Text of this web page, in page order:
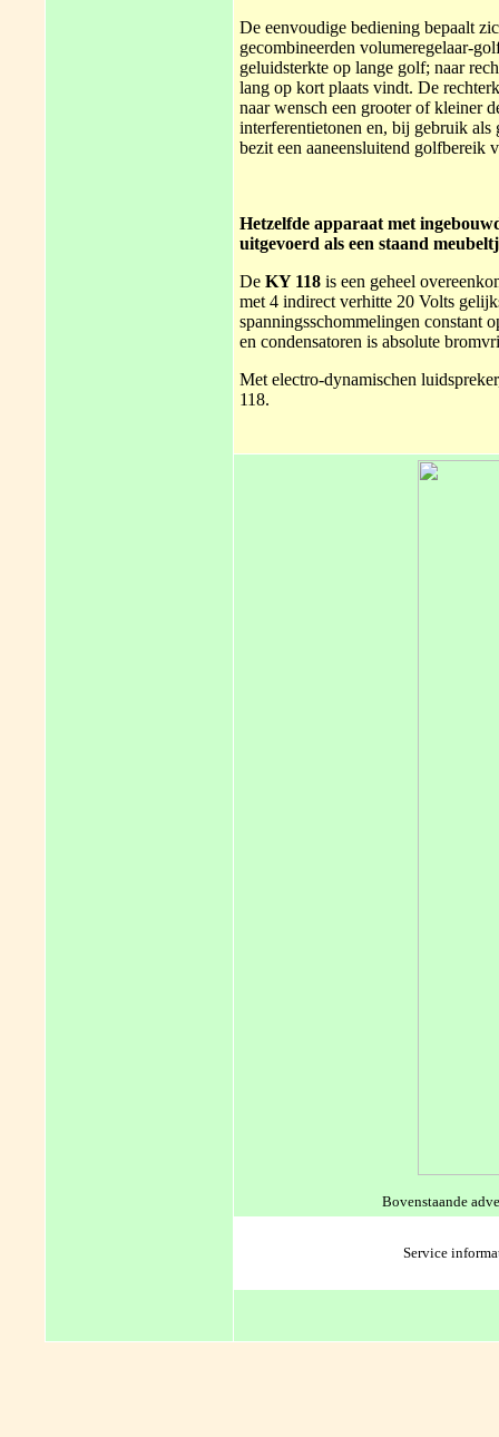
De eenvoudige bediening bepaalt
gecombineerden volumeregelaar-
geluidsterkte op lange golf; naar
lang op kort plaats vindt. De
naar wensch een grooter of kleiner
interferentietonen en, bij gebruik
bezit een aaneensluitend golfbereik
Hetzelfde apparaat met
uitgevoerd als een staand
De KY 118 is een geheel
met 4 indirect verhitte 20 Volts
spanningsschommelingen constant
en condensatoren is absolute
Met electro-dynamischen
118.
Bovenstaande
Service